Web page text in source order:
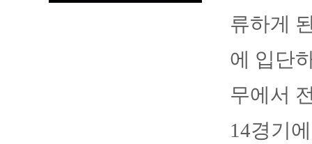
류하게
에 입단
무에서
14경기